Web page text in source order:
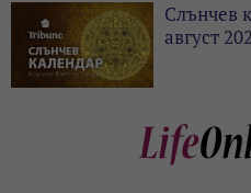
Слънчев
август